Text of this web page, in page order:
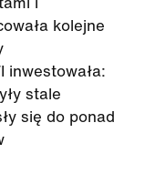
kolejne
inwestowała:
stale
się do ponad